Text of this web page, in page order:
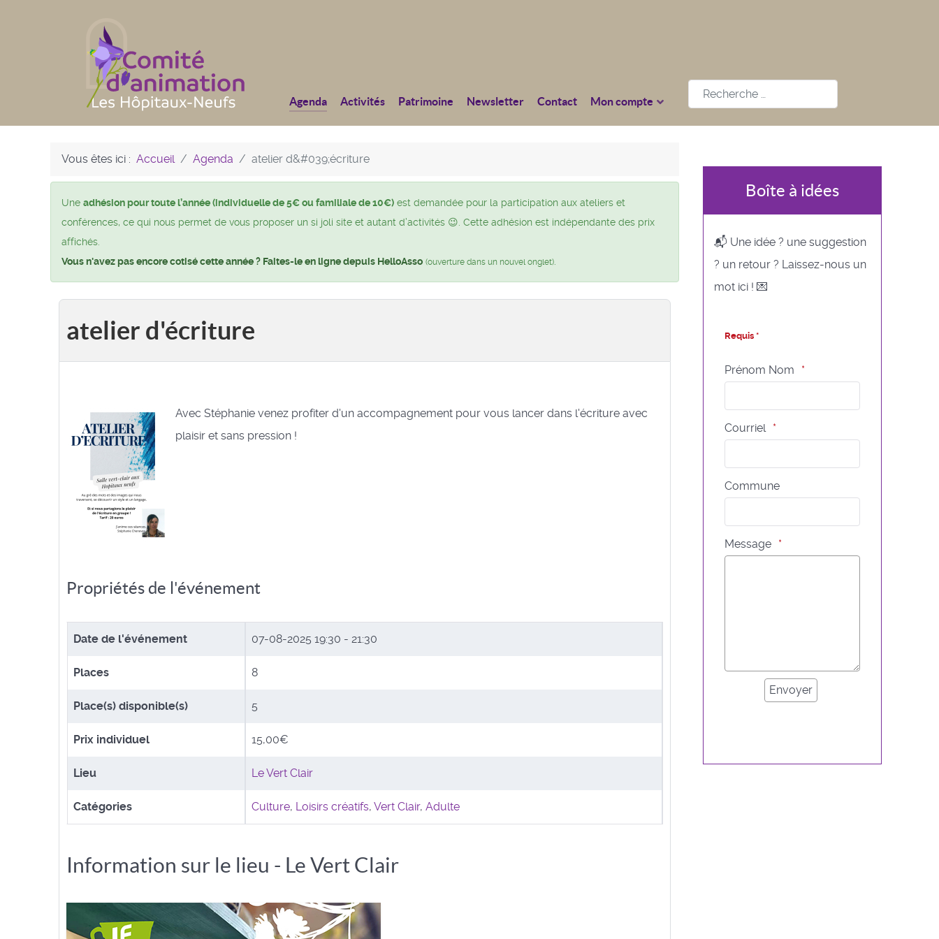
Agenda Activités Patrimoine Newsletter Contact Mon compte
Rechercher
Vous êtes ici : Accueil Agenda atelier d&#039;écriture
Une adhésion pour toute l’année (individuelle de 5€ ou familiale de 10€) est demandée pour la participation aux ateliers et
conférences, ce qui nous permet de vous proposer un si joli site et autant d’activités 😉. Cette adhésion est indépendante des prix
affichés.
Vous n'avez pas encore cotisé cette année ? Faites-le en ligne depuis HelloAsso (ouverture dans un nouvel onglet)
atelier d'écriture
Avec Stéphanie venez profiter d'un accompagnement pour vous lancer dans l'écriture avec
plaisir et sans pression !
Propriétés de l'événement
Date de l'événement 07-08-2025 19:30 - 21:30
Places 8
Place(s) disponible(s) 5
Prix individuel 15,00€
Lieu Le Vert Clair
Catégories Culture, Loisirs créatifs, Vert Clair, Adulte
Information sur le lieu - Le Vert Clair
Boîte à idées
📬 Une idée ? une suggestion
? un retour ? Laissez-nous un
mot ici ! 💌
Requis *
Prénom Nom
Courriel
Commune
Message